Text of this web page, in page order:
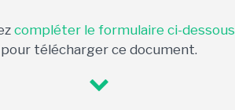
compléter le formulaire ci-dessous
pour télécharger ce document.